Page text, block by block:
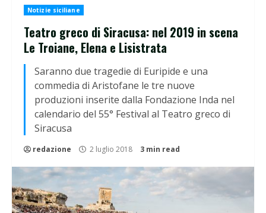
Notizie siciliane
Teatro greco di Siracusa: nel 2019 in scena
Le Troiane, Elena e Lisistrata
Saranno due tragedie di Euripide e una
commedia di Aristofane le tre nuove
produzioni inserite dalla Fondazione Inda nel
calendario del 55° Festival al Teatro greco di
Siracusa
redazione 2 luglio 2018 3 min read